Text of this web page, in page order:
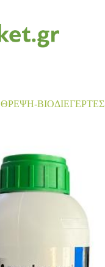
ΘΡΕΨΗ-ΒΙΟΔΙΕΓΕΡΤΕΣ